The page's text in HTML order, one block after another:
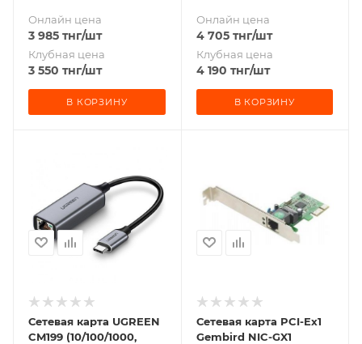
Онлайн цена
3 985 тнг/шт
Клубная цена
3 550 тнг/шт
В КОРЗИНУ
Онлайн цена
4 705тнг/шт
Клубная цена
4 190 тнг/шт
В КОРЗИНУ
Сетевая карта UGREEN
CM199 (10/100/1000,
Сетевая карта PCI-Ex1
Gembird NIC-GX1